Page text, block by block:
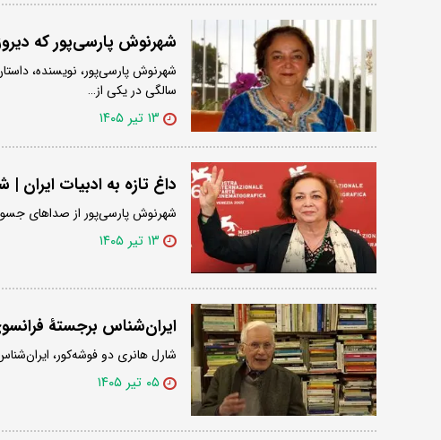
شهرنوش پارسی‌پور که
سالگی در یکی از…
۱۳ تیر ۱۴۰۵
داغ تازه به ادبیات
شهرنوش پارسی‌پور از صداهای
۱۳ تیر ۱۴۰۵
ایران‌شناس برجستۀ فرانسوی در ۱۰۱
شارل هانری دو فوشه‌کور، ایران‌شناس برجستۀ
۰۵ تیر ۱۴۰۵